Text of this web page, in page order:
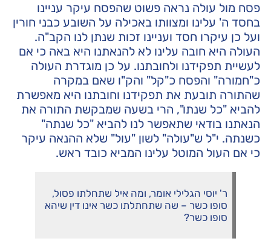
פסח מול עולה נראה פשוט שהפסח עיקר עניינו
בחסד ה' עלינו ומצוותו באכילה על השובע כבני חורין
ועל כן עיקרו חסד ועניינו זכות שנתן לנו הקב"ה.
העולה היא חובה עלינו לא להנאתנו היא באה כי אם
לעשיית תפקידנו ולחובתנו. על כן מוגדרת העולה
כ"חמורה" והפסח כ"קל" והק"ו שאם במקרה
שהתורה תובעת את תפקידנו וחובתנו היא מאפשרת
להביא "כל שנתו", הרי בשעה שמבקשת התורה את
הנאתנו בודאי שתאפשר לנו להביא "כל שנתה"
כשנתה. י"ל ש"עולה" לשון "עול" שלא ההנאה עיקר
כי אם העול המוטל עלינו המביא כובד ראש.
ר' יוסי הגלילי אומר, ומה איל שתחלתו פסול,
סופו כשר – שה שתחתלתו כשר אינו דין שיהא
סופו כשר?